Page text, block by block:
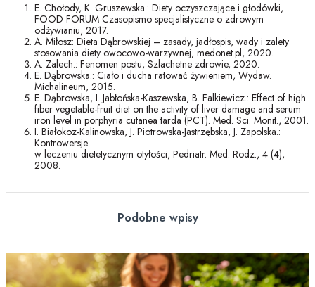
E. Chołody, K. Gruszewska.: Diety oczyszczające i głodówki,
FOOD FORUM Czasopismo specjalistyczne o zdrowym
odżywianiu, 2017.
A. Miłosz: Dieta Dąbrowskiej – zasady, jadłospis, wady i zalety
stosowania diety owocowo-warzywnej, medonet.pl, 2020.
A. Zalech.: Fenomen postu, Szlachetne zdrowie, 2020.
E. Dąbrowska.: Ciało i ducha ratować żywieniem, Wydaw.
Michalineum, 2015.
E. Dąbrowska, I. Jabłońska-Kaszewska, B. Falkiewicz.: Effect of high
fiber vegetable-fruit diet on the activity of liver damage and serum
iron level in porphyria cutanea tarda (PCT). Med. Sci. Monit., 2001.
I. Białokoz-Kalinowska, J. Piotrowska-Jastrzębska, J. Zapolska.:
Kontrowersje
w leczeniu dietetycznym otyłości, Pedriatr. Med. Rodz., 4 (4),
2008.
Podobne wpisy